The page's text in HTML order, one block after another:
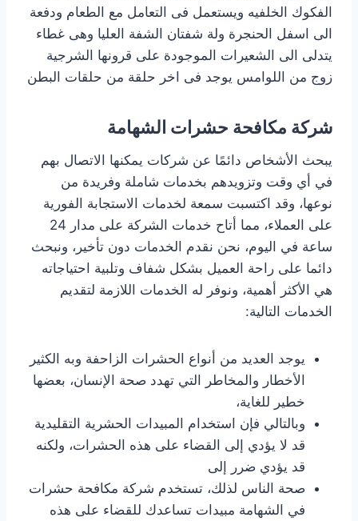
الفكوك الخلفيه ويستعمل فى التعامل مع الطعام ودفعة
الى اسفل الحنجرة ولة شفتان الشفة العليا وهى غطاء
يتدلى الى الشعيرات الموجودة على قرونها الشرجية
زوج من اللوامس يوجد فى اخر حلقة من حلقات البطن
شركة مكافحة حشرات الشهامة
يبحث الأشخاص دائمًا عن شركات يمكنها الاتصال بهم
في أي وقت وتزويدهم بخدمات شاملة وفريدة من
نوعها، وقد اكتسبت سمعة لخدمات الاستجابة الفورية
على العملاء، مما أتاح خدمات الشركة على مدار 24
ساعة في اليوم، نحن نقدم الخدمات دون تأخير، ونبحث
دائما على راحة العميل بشكل شفاف وتلبية احتياجاته
هي الأكثر أهمية، ونوفر له الخدمات اللازمة لتقديم
الخدمات التالية:
يوجد العديد من أنواع الحشرات الزاحفة وبه الكثير
الأخطار والمخاطر التي تهدد صحة الإنسان، بعضها
خطير للغاية،
وبالتالي فإن استخدام المبيدات الحشرية التقليدية
قد لا يؤدي إلى القضاء على هذه الحشرات، ولكنه
قد يؤدي ضرر إلى
صحة الناس لذلك، تستخدم شركة مكافحة حشرات
في الشهامة مبيدات تساعدك للقضاء على هذه